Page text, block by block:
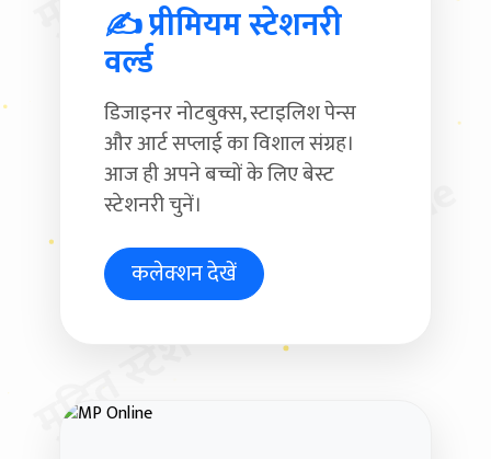
मुदित स्टेशनरी & MP Online
✍ प्रीमियम स्टेशनरी
वर्ल्ड
डिजाइनर नोटबुक्स, स्टाइलिश पेन्स
और आर्ट सप्लाई का विशाल संग्रह।
आज ही अपने बच्चों के लिए बेस्ट
स्टेशनरी चुनें।
कलेक्शन देखें